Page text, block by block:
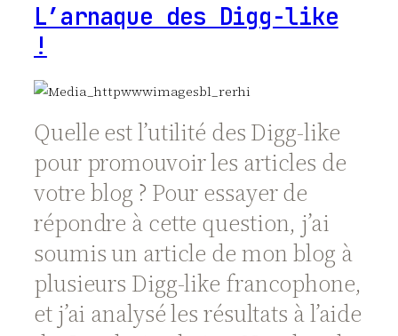
L’arnaque des Digg-like
!
Quelle est l’utilité des Digg-like
pour promouvoir les articles de
votre blog ? Pour essayer de
répondre à cette question, j’ai
soumis un article de mon blog à
plusieurs Digg-like francophone,
et j’ai analysé les résultats à l’aide